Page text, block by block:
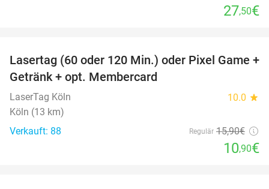
27,50€
31%
Lasertag (60 oder 120 Min.) oder Pixel Game +
Getränk + opt. Membercard
LaserTag Köln 10.0 star
Köln (13 km)
Verkauft: 88
Regulär 15,90€
10,90€